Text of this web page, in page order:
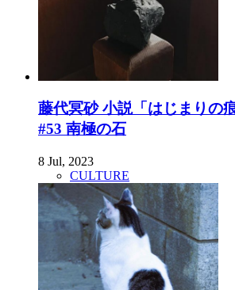
藤代冥砂 小説「はじまりの
#53 南極の石
8 Jul, 2023
CULTURE